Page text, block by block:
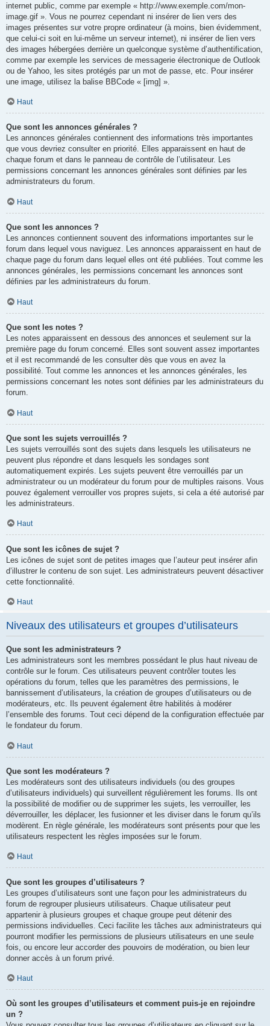
internet public, comme par exemple « http://www.exemple.com/mon-
image.gif ». Vous ne pourrez cependant ni insérer de lien vers des
images présentes sur votre propre ordinateur (à moins, bien évidemment,
que celui-ci soit en lui-même un serveur internet), ni insérer de lien vers
des images hébergées derrière un quelconque système d’authentification,
comme par exemple les services de messagerie électronique de Outlook
ou de Yahoo, les sites protégés par un mot de passe, etc. Pour insérer
une image, utilisez la balise BBCode « [img] ».
Haut
Que sont les annonces générales ?
Les annonces générales contiennent des informations très importantes
que vous devriez consulter en priorité. Elles apparaissent en haut de
chaque forum et dans le panneau de contrôle de l’utilisateur. Les
permissions concernant les annonces générales sont définies par les
administrateurs du forum.
Haut
Que sont les annonces ?
Les annonces contiennent souvent des informations importantes sur le
forum dans lequel vous naviguez. Les annonces apparaissent en haut de
chaque page du forum dans lequel elles ont été publiées. Tout comme les
annonces générales, les permissions concernant les annonces sont
définies par les administrateurs du forum.
Haut
Que sont les notes ?
Les notes apparaissent en dessous des annonces et seulement sur la
première page du forum concerné. Elles sont souvent assez importantes
et il est recommandé de les consulter dès que vous en avez la
possibilité. Tout comme les annonces et les annonces générales, les
permissions concernant les notes sont définies par les administrateurs du
forum.
Haut
Que sont les sujets verrouillés ?
Les sujets verrouillés sont des sujets dans lesquels les utilisateurs ne
peuvent plus répondre et dans lesquels les sondages sont
automatiquement expirés. Les sujets peuvent être verrouillés par un
administrateur ou un modérateur du forum pour de multiples raisons. Vous
pouvez également verrouiller vos propres sujets, si cela a été autorisé par
les administrateurs.
Haut
Que sont les icônes de sujet ?
Les icônes de sujet sont de petites images que l’auteur peut insérer afin
d’illustrer le contenu de son sujet. Les administrateurs peuvent désactiver
cette fonctionnalité.
Haut
Niveaux des utilisateurs et groupes d’utilisateurs
Que sont les administrateurs ?
Les administrateurs sont les membres possédant le plus haut niveau de
contrôle sur le forum. Ces utilisateurs peuvent contrôler toutes les
opérations du forum, telles que les paramètres des permissions, le
bannissement d’utilisateurs, la création de groupes d’utilisateurs ou de
modérateurs, etc. Ils peuvent également être habilités à modérer
l’ensemble des forums. Tout ceci dépend de la configuration effectuée par
le fondateur du forum.
Haut
Que sont les modérateurs ?
Les modérateurs sont des utilisateurs individuels (ou des groupes
d’utilisateurs individuels) qui surveillent régulièrement les forums. Ils ont
la possibilité de modifier ou de supprimer les sujets, les verrouiller, les
déverrouiller, les déplacer, les fusionner et les diviser dans le forum qu’ils
modèrent. En règle générale, les modérateurs sont présents pour que les
utilisateurs respectent les règles imposées sur le forum.
Haut
Que sont les groupes d’utilisateurs ?
Les groupes d’utilisateurs sont une façon pour les administrateurs du
forum de regrouper plusieurs utilisateurs. Chaque utilisateur peut
appartenir à plusieurs groupes et chaque groupe peut détenir des
permissions individuelles. Ceci facilite les tâches aux administrateurs qui
pourront modifier les permissions de plusieurs utilisateurs en une seule
fois, ou encore leur accorder des pouvoirs de modération, ou bien leur
donner accès à un forum privé.
Haut
Où sont les groupes d’utilisateurs et comment puis-je en rejoindre
un ?